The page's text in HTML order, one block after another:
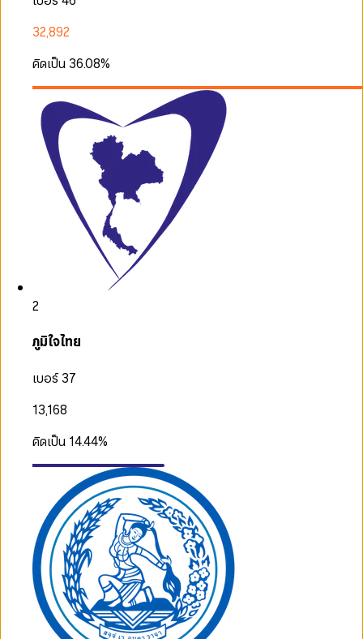
32,892
คิดเป็น 36.08%
2
ภูมิใจไทย
เบอร์ 37
13,168
คิดเป็น 14.44%